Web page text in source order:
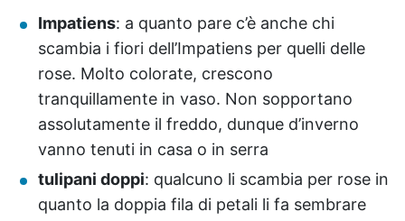
Impatiens: a quanto pare c’è anche chi
scambia i fiori dell’Impatiens per quelli delle
rose. Molto colorate, crescono
tranquillamente in vaso. Non sopportano
assolutamente il freddo, dunque d’inverno
vanno tenuti in casa o in serra
tulipani doppi: qualcuno li scambia per rose in
quanto la doppia fila di petali li fa sembrare